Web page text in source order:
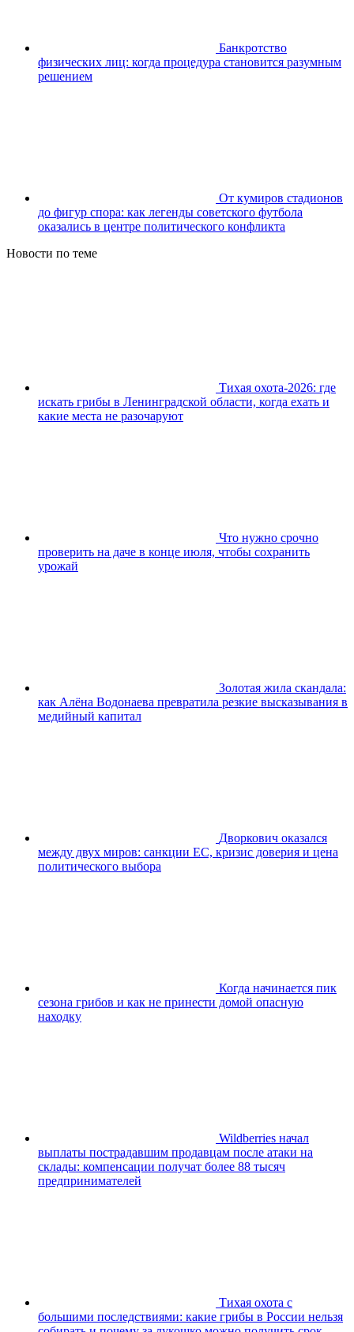
Банкротство
физических лиц: когда процедура становится разумным
решением
От кумиров стадионов
до фигур спора: как легенды советского футбола
оказались в центре политического конфликта
Новости по теме
Тихая охота-2026: где
искать грибы в Ленинградской области, когда ехать и
какие места не разочаруют
Что нужно срочно
проверить на даче в конце июля, чтобы сохранить
урожай
Золотая жила скандала:
как Алёна Водонаева превратила резкие высказывания в
медийный капитал
Дворкович оказался
между двух миров: санкции ЕС, кризис доверия и цена
политического выбора
Когда начинается пик
сезона грибов и как не принести домой опасную
находку
Wildberries начал
выплаты пострадавшим продавцам после атаки на
склады: компенсации получат более 88 тысяч
предпринимателей
Тихая охота с
большими последствиями: какие грибы в России нельзя